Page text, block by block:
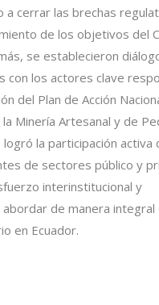
a cerrar las brechas
de los objetivos del
se establecieron
con los actores clave
del Plan de Acción
Minería Artesanal y de
logró la participación activa
de sectores público y
interinstitucional y
de manera integral
en Ecuador.